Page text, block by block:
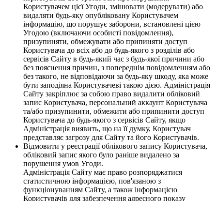
Користувачем цієї Угоди, змінювати (модерувати) або
видаляти будь-яку опубліковану Користувачем
інформацію, що порушує заборони, встановлені цією
Угодою (включаючи особисті повідомлення),
призупиняти, обмежувати або припиняти доступ
Користувача до всіх або до будь-якого з розділів або
сервісів Сайту в будь-який час з будь-якої причини або
без пояснення причин, з попереднім повідомленням або
без такого, не відповідаючи за будь-яку шкоду, яка може
бути заподіяна Користувачеві такою дією. Адміністрація
Сайту закріплює за собою право видалити обліковий
запис Користувача, персональний аккаунт Користувача
та/або призупинити, обмежити або припинити доступ
Користувача до будь-якого з сервісів Сайту, якщо
Адміністрація виявить, що на її думку, Користувач
представляє загрозу для Сайту та його Користувачів.
Відмовити у реєстрації облікового запису Користувача,
обліковий запис якого було раніше видалено за
порушення умов Угоди.
Адміністрація Сайту має право розпоряджатися
статистичною інформацією, пов'язаною з
функціонуванням Сайту, а також інформацією
Користувачів для забезпечення адресного показу